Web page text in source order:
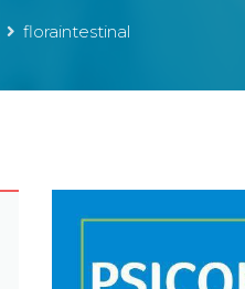
floraintestinal